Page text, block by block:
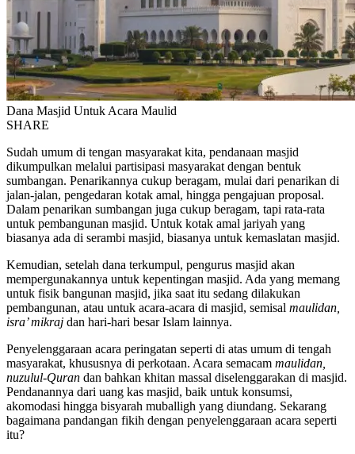
Dana Masjid Untuk Acara Maulid
SHARE
Sudah umum di tengan masyarakat kita, pendanaan masjid
dikumpulkan melalui partisipasi masyarakat dengan bentuk
sumbangan. Penarikannya cukup beragam, mulai dari penarikan di
jalan-jalan, pengedaran kotak amal, hingga pengajuan proposal.
Dalam penarikan sumbangan juga cukup beragam, tapi rata-rata
untuk pembangunan masjid. Untuk kotak amal jariyah yang
biasanya ada di serambi masjid, biasanya untuk kemaslatan masjid.
Kemudian, setelah dana terkumpul, pengurus masjid akan
mempergunakannya untuk kepentingan masjid. Ada yang memang
untuk fisik bangunan masjid, jika saat itu sedang dilakukan
pembangunan, atau untuk acara-acara di masjid, semisal maulidan,
isra’ mikraj dan hari-hari besar Islam lainnya.
Penyelenggaraan acara peringatan seperti di atas umum di tengah
masyarakat, khususnya di perkotaan. Acara semacam maulidan,
nuzulul-Quran dan bahkan khitan massal diselenggarakan di masjid.
Pendanannya dari uang kas masjid, baik untuk konsumsi,
akomodasi hingga bisyarah muballigh yang diundang. Sekarang
bagaimana pandangan fikih dengan penyelenggaraan acara seperti
itu?